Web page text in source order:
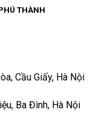
THÀNH
Cầu Giấy, Hà Nội
Ba Đình, Hà Nội